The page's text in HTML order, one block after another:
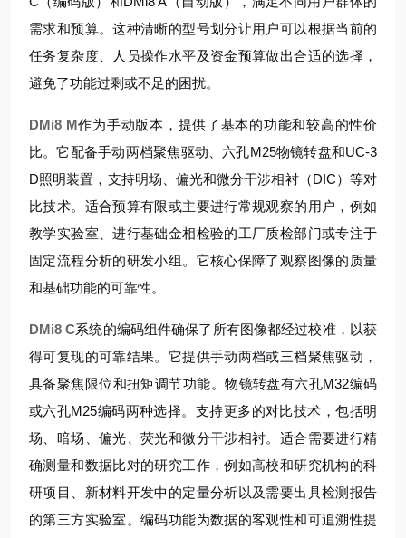
需求和预算。这种清晰的型号划分让用户可以根据当前的
任务复杂度、人员操作水平及资金预算做出合适的选择，
避免了功能过剩或不足的困扰。
DMi8 M作为手动版本，提供了基本的功能和较高的性价
比。它配备手动两档聚焦驱动、六孔M25物镜转盘和UC-3
D照明装置，支持明场、偏光和微分干涉相衬（DIC）等对
比技术。适合预算有限或主要进行常规观察的用户，例如
教学实验室、进行基础金相检验的工厂质检部门或专注于
固定流程分析的研发小组。它核心保障了观察图像的质量
和基础功能的可靠性。
DMi8 C系统的编码组件确保了所有图像都经过校准，以获
得可复现的可靠结果。它提供手动两档或三档聚焦驱动，
具备聚焦限位和扭矩调节功能。物镜转盘有六孔M32编码
或六孔M25编码两种选择。支持更多的对比技术，包括明
场、暗场、偏光、荧光和微分干涉相衬。适合需要进行精
确测量和数据比对的研究工作，例如高校和研究机构的科
研项目、新材料开发中的定量分析以及需要出具检测报告
的第三方实验室。编码功能为数据的客观性和可追溯性提